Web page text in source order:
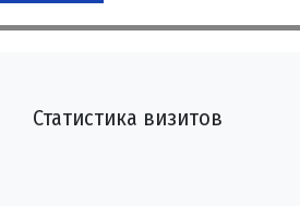
Статистика визитов